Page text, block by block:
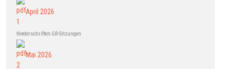
April 2026
Niederschriften GR-Sitzungen
Mai 2026